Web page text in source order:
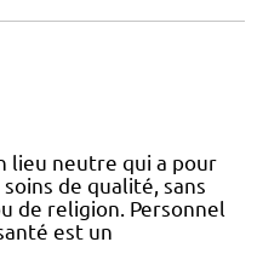
lieu neutre qui a pour
de qualité, sans
de religion. Personnel
est un